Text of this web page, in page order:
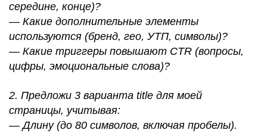
середине, конце)?
— Какие дополнительные элементы
используются (бренд, гео, УТП, символы)?
— Какие триггеры повышают CTR (вопросы,
цифры, эмоциональные слова)?
2. Предложи 3 варианта title для моей
страницы, учитывая:
— Длину (до 80 символов, включая пробелы).